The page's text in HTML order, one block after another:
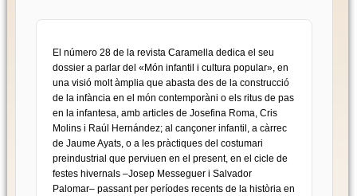
El número 28 de la revista Caramella dedica el seu
dossier a parlar del «Món infantil i cultura popular», en
una visió molt àmplia que abasta des de la construcció
de la infància en el món contemporàni o els ritus de pas
en la infantesa, amb articles de Josefina Roma, Cris
Molins i Raúl Hernández; al cançoner infantil, a càrrec
de Jaume Ayats, o a les pràctiques del costumari
preindustrial que perviuen en el present, en el cicle de
festes hivernals –Josep Messeguer i Salvador
Palomar– passant per períodes recents de la història en